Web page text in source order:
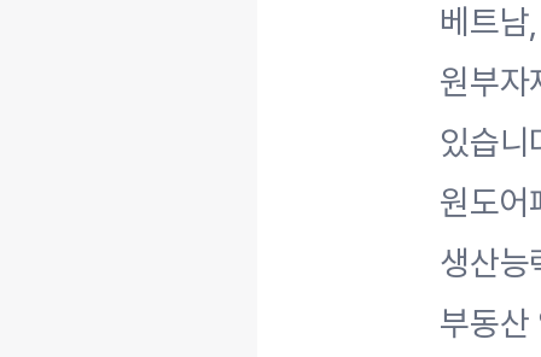
베트
원부자
있습니
원도어
생산능
부동산